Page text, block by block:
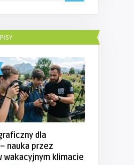
dla
nauka przez
wakacyjnym klimacie